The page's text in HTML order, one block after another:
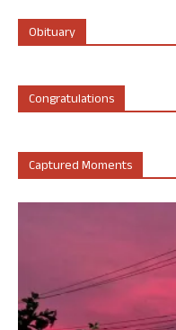
Obituary
Congratulations
Captured Moments